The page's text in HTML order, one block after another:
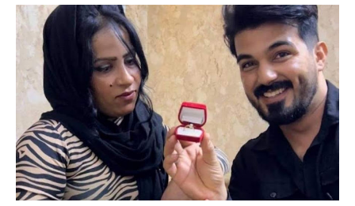
القروض والسلف
المنح المالية
قطع الاراضي
اخبار العراق
الاخبار السياسية